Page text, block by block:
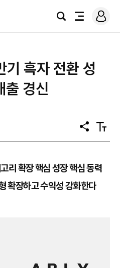
검
전
로
그
기 흑자 전환 성
경신
공
유
텍
스
기
리 확장 핵심 성장 핵심 동력
확장하고 수익성 강화한다